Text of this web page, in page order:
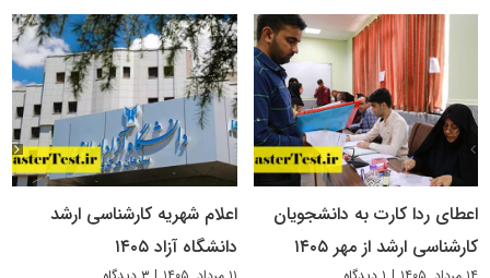
اعطای ردا کارت به دانشجویان
کارشناسی ارشد از مهر ۱۴۰۵
اعلام شهریه کارشناسی ارشد
دانشگاه آزاد ۱۴۰۵